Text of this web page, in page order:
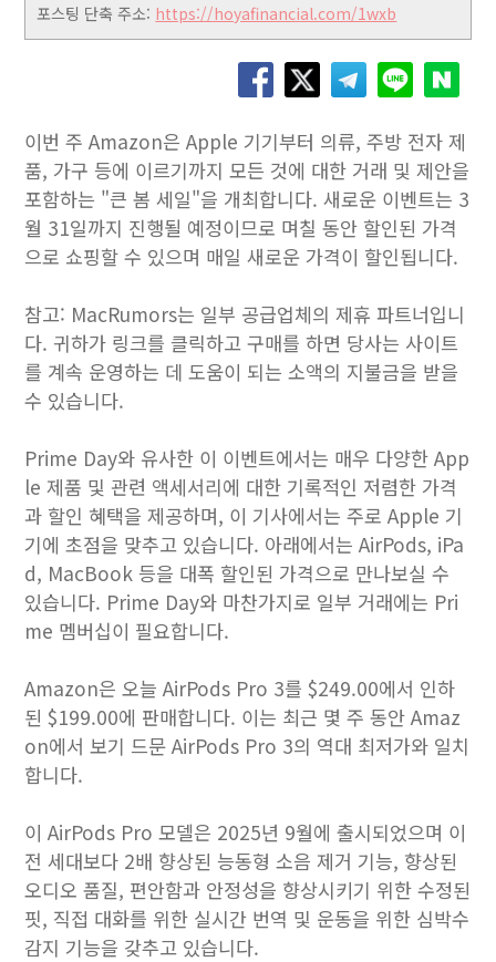
포스팅 단축 주소: https://hoyafinancial.com/1wxb
이번 주 Amazon은 Apple 기기부터 의류, 주방 전자 제
품, 가구 등에 이르기까지 모든 것에 대한 거래 및 제안을
포함하는 "큰 봄 세일"을 개최합니다. 새로운 이벤트는 3
월 31일까지 진행될 예정이므로 며칠 동안 할인된 가격
으로 쇼핑할 수 있으며 매일 새로운 가격이 할인됩니다.
참고: MacRumors는 일부 공급업체의 제휴 파트너입니
다. 귀하가 링크를 클릭하고 구매를 하면 당사는 사이트
를 계속 운영하는 데 도움이 되는 소액의 지불금을 받을
수 있습니다.
Prime Day와 유사한 이 이벤트에서는 매우 다양한 App
le 제품 및 관련 액세서리에 대한 기록적인 저렴한 가격
과 할인 혜택을 제공하며, 이 기사에서는 주로 Apple 기
기에 초점을 맞추고 있습니다. 아래에서는 AirPods, iPa
d, MacBook 등을 대폭 할인된 가격으로 만나보실 수
있습니다. Prime Day와 마찬가지로 일부 거래에는 Pri
me 멤버십이 필요합니다.
Amazon은 오늘 AirPods Pro 3를 $249.00에서 인하
된 $199.00에 판매합니다. 이는 최근 몇 주 동안 Amaz
on에서 보기 드문 AirPods Pro 3의 역대 최저가와 일치
합니다.
이 AirPods Pro 모델은 2025년 9월에 출시되었으며 이
전 세대보다 2배 향상된 능동형 소음 제거 기능, 향상된
오디오 품질, 편안함과 안정성을 향상시키기 위한 수정된
핏, 직접 대화를 위한 실시간 번역 및 운동을 위한 심박수
감지 기능을 갖추고 있습니다.